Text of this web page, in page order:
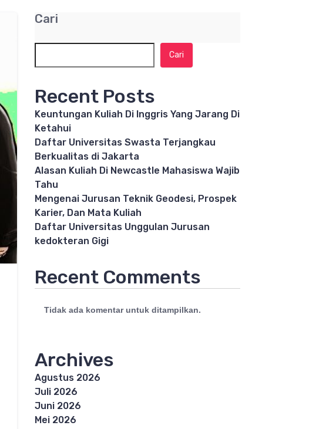
Cari
Cari
Recent Posts
Keuntungan Kuliah Di Inggris Yang Jarang Di
Ketahui
Daftar Universitas Swasta Terjangkau
Berkualitas di Jakarta
Alasan Kuliah Di Newcastle Mahasiswa Wajib
Tahu
Mengenai Jurusan Teknik Geodesi, Prospek
Karier, Dan Mata Kuliah
Daftar Universitas Unggulan Jurusan
kedokteran Gigi
Recent Comments
Tidak ada komentar untuk ditampilkan.
Archives
Agustus 2026
Juli 2026
Juni 2026
Mei 2026